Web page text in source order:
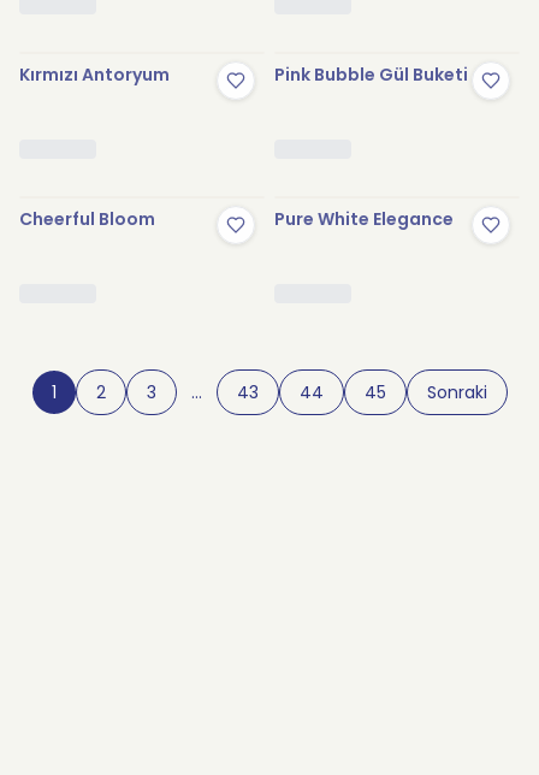
Kırmızı Antoryum Pink Bubble Gül Buketi
Cheerful Bloom Pure White Elegance
1 2 3 … 43 44 45 Sonraki